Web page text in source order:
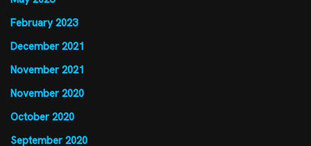
February 2023
December 2021
November 2021
November 2020
October 2020
September 2020